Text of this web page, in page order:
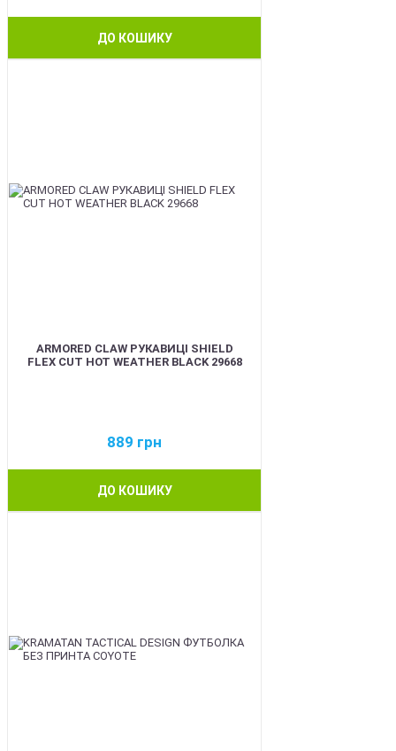
ДО КОШИКУ
ARMORED CLAW РУКАВИЦІ SHIELD
FLEX CUT HOT WEATHER BLACK 29668
889 грн
ДО КОШИКУ